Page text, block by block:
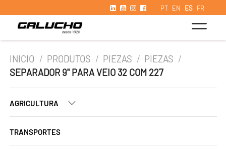
PT EN ES FR
INICIO / PRODUTOS / PIEZAS / PIEZAS /
SEPARADOR 9" PARA VEIO 32 COM 227
AGRICULTURA
TRANSPORTES